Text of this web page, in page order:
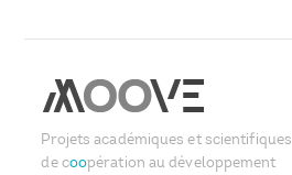
Projets académiques et scientifiques
de coopération au développement